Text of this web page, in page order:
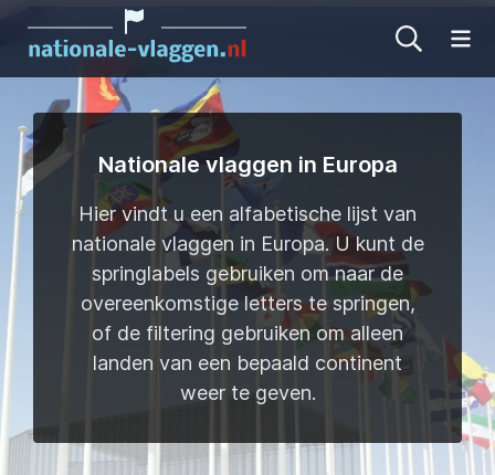
Nationale vlaggen in Europa
Hier vindt u een alfabetische lijst van
nationale vlaggen in Europa. U kunt de
springlabels gebruiken om naar de
overeenkomstige letters te springen,
of de filtering gebruiken om alleen
landen van een bepaald continent
weer te geven.